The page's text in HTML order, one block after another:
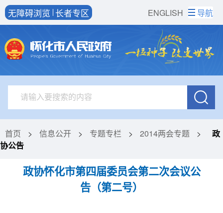
ENGLISH
无障碍浏览 长者专区 导航
首页 > 信息公开 > 专题专栏 > 2014两会专题 >
政
协公告
政协怀化市第四届委员会第二次会议公
告（第二号）